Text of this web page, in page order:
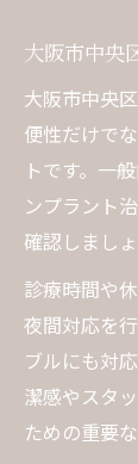
中
ネット
ネ
ス
ネ
当
歯
通勤途
通
大阪市中央
大阪市中央
便性だけで
トです。一
ンプラント
確認しましょ
診療時間や
夜間対応を
ブルにも対
潔感やスタ
ための重要